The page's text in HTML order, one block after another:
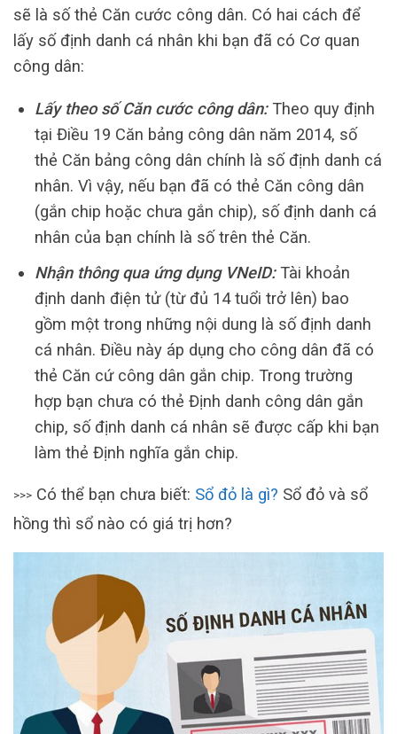
sẽ là số thẻ Căn cước công dân. Có hai cách để
lấy số định danh cá nhân khi bạn đã có Cơ quan
công dân:
Lấy theo số Căn cước công dân:Theo quy định
tại Điều 19 Căn bảng công dân năm 2014, số
thẻ Căn bảng công dân chính là số định danh cá
nhân. Vì vậy, nếu bạn đã có thẻ Căn công dân
(gắn chip hoặc chưa gắn chip), số định danh cá
nhân của bạn chính là số trên thẻ Căn.
Nhận thông qua ứng dụng VNeID:Tài khoản
định danh điện tử (từ đủ 14 tuổi trở lên) bao
gồm một trong những nội dung là số định danh
cá nhân. Điều này áp dụng cho công dân đã có
thẻ Căn cứ công dân gắn chip. Trong trường
hợp bạn chưa có thẻ Định danh công dân gắn
chip, số định danh cá nhân sẽ được cấp khi bạn
làm thẻ Định nghĩa gắn chip.
>>> Có thể bạn chưa biết: Sổ đỏ là gì? Sổ đỏ và sổ
hồng thì sổ nào có giá trị hơn?